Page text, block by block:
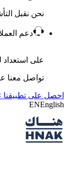
نحن نقبل
دعم
على استعداد
تواصل معنا
احصل على تطبيقنا
ENEnglish